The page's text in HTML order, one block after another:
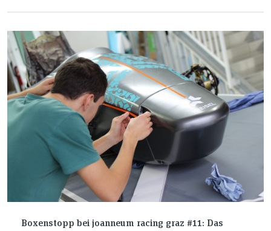
Boxenstopp bei joanneum racing graz #11: Das